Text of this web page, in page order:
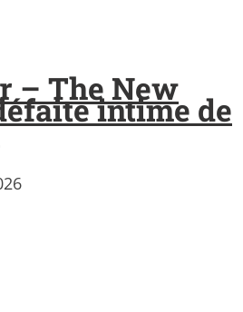
– The New
intime de